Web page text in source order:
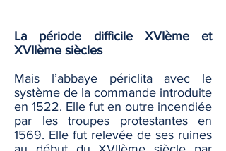
La période difficile XVIème et
XVIIème siècles
Mais l’abbaye périclita avec le
système de la commande introduite
en 1522. Elle fut en outre incendiée
par les troupes protestantes en
1569. Elle fut relevée de ses ruines